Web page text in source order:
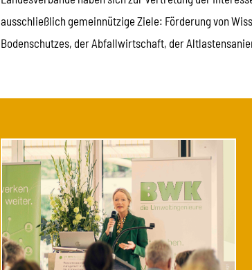
ausschließlich gemeinnützige Ziele: Förderung von
Bodenschutzes, der Abfallwirtschaft, der